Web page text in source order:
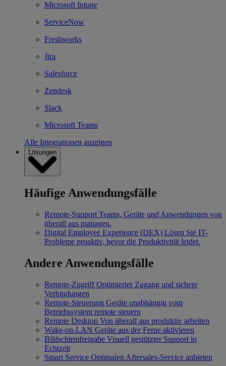
Microsoft Intune
ServiceNow
Freshworks
Jira
Salesforce
Zendesk
Slack
Microsoft Teams
Alle Integrationen anzeigen
Lösungen
Häufige Anwendungsfälle
Remote-Support Teams, Geräte und Anwendungen von
überall aus managen.
Digital Employee Experience (DEX) Lösen Sie IT-
Probleme proaktiv, bevor die Produktivität leidet.
Andere Anwendungsfälle
Remote-Zugriff Optimierter Zugang und sichere
Verbindungen
Remote-Steuerung Geräte unabhängig vom
Betriebssystem remote steuern
Remote Desktop Von überall aus produktiv arbeiten
Wake-on-LAN Geräte aus der Ferne aktivieren
Bildschirmfreigabe Visuell gestützter Support in
Echtzeit
Smart Service Optimalen Aftersales-Service anbieten